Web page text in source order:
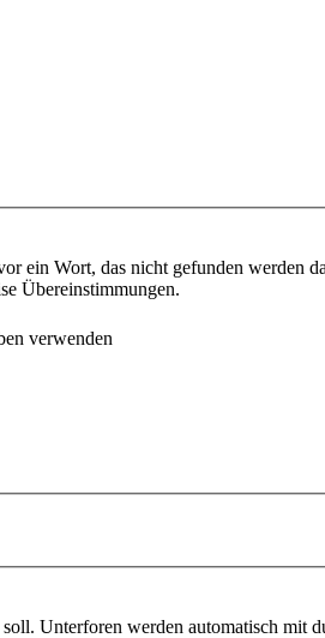
ein Wort, das nicht gefunden werden
Übereinstimmungen.
verwenden
Unterforen werden automatisch